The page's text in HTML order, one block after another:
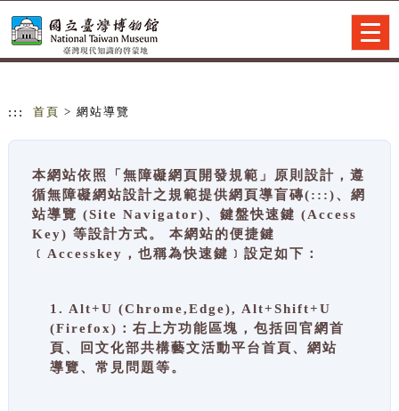
::: 首頁 > 網站導覽
本網站依照「無障礙網頁開發規範」原則設計，遵
循無障礙網站設計之規範提供網頁導盲磚(:::)、網
站導覽 (Site Navigator)、鍵盤快速鍵 (Access
Key) 等設計方式。 本網站的便捷鍵
﹝Accesskey，也稱為快速鍵﹞設定如下：
1. Alt+U (Chrome,Edge), Alt+Shift+U
(Firefox)：右上方功能區塊，包括回官網首
頁、回文化部共構藝文活動平台首頁、網站
導覽、常見問題等。